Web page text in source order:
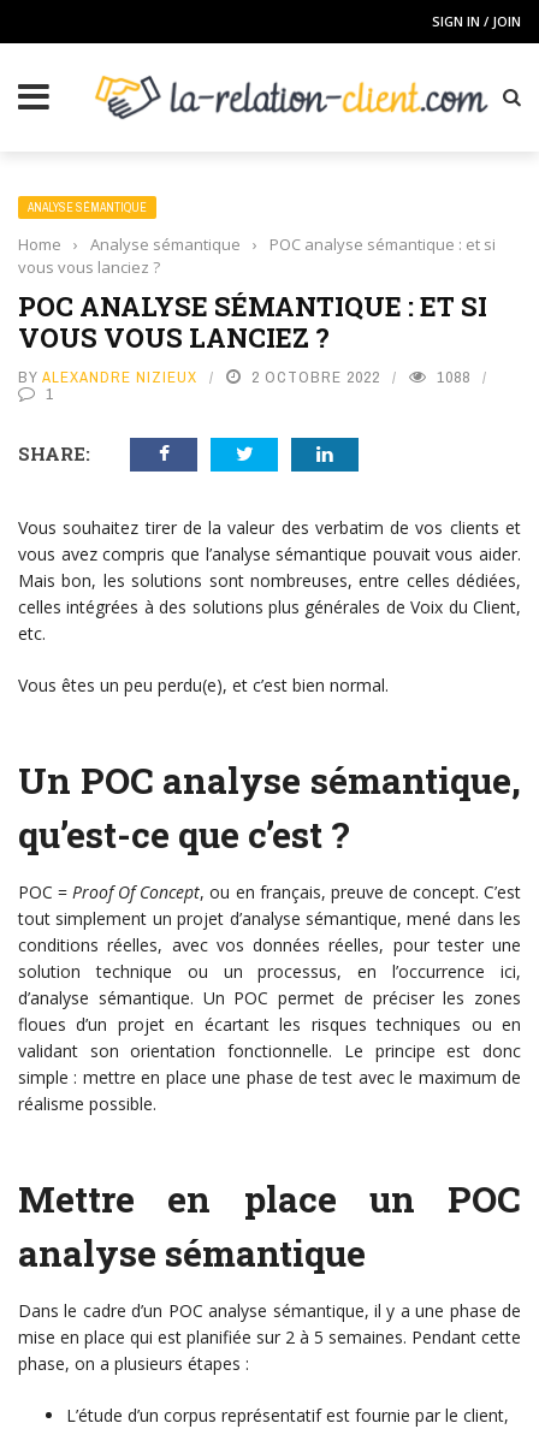
SIGN IN / JOIN
ANALYSE SÉMANTIQUE
Home › Analyse sémantique ›
POC analyse sémantique : et si
vous vous lanciez ?
POC ANALYSE SÉMANTIQUE : ET SI
VOUS VOUS LANCIEZ ?
BY ALEXANDRE NIZIEUX 2 OCTOBRE 2022
1088
1
SHARE:
Vous souhaitez tirer de la valeur des verbatim de vos clients et
vous avez compris que l’analyse sémantique pouvait vous aider.
Mais bon, les solutions sont nombreuses, entre celles dédiées,
celles intégrées à des solutions plus générales de Voix du Client,
etc.
Vous êtes un peu perdu(e), et c’est bien normal.
Un POC analyse sémantique,
qu’est-ce que c’est ?
POC =Proof Of Concept, ou en français, preuve de concept. C’est
tout simplement un projet d’analyse sémantique, mené dans les
conditions réelles, avec vos données réelles, pour tester une
solution technique ou un processus, en l’occurrence ici,
d’analyse sémantique. Un POC permet de préciser les zones
floues d’un projet en écartant les risques techniques ou en
validant son orientation fonctionnelle. Le principe est donc
simple : mettre en place une phase de test avec le maximum de
réalisme possible.
Mettre en place un POC
analyse sémantique
Dans le cadre d’un POC analyse sémantique, il y a une phase de
mise en place qui est planifiée sur 2 à 5 semaines. Pendant cette
phase, on a plusieurs étapes :
L’étude d’un corpus représentatif est fournie par le client,